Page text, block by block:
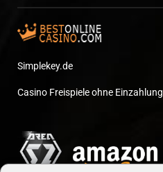
Simplekey.de
Casino Freispiele ohne Einzahlung